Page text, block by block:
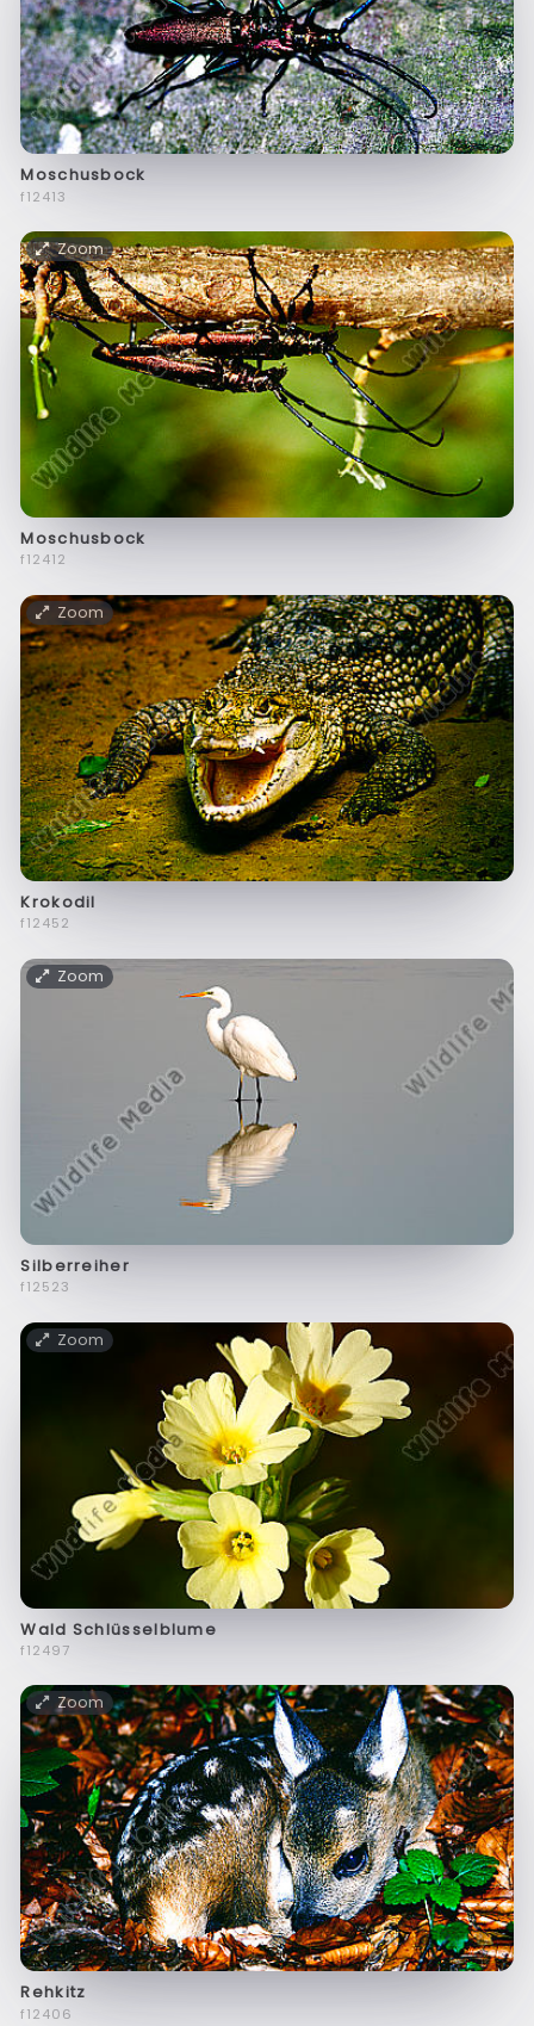
Moschusbock
f12413
Zoom
Moschusbock
f12412
Zoom
Krokodil
f12452
Zoom
Silberreiher
f12523
Zoom
Wald Schlüsselblume
f12497
Zoom
Rehkitz
f12406